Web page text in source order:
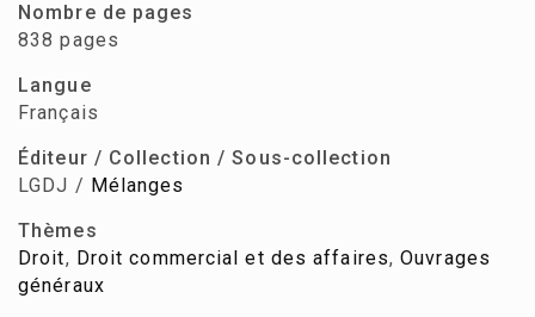
Nombre de pages
838 pages
Langue
Français
Éditeur / Collection / Sous-collection
LGDJ / Mélanges
Thèmes
Droit, Droit commercial et des affaires,Ouvrages
généraux